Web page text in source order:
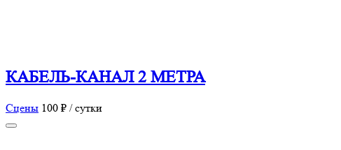
КАБЕЛЬ-КАНАЛ 2 МЕТРА
Сцены 100 ₽ / сутки